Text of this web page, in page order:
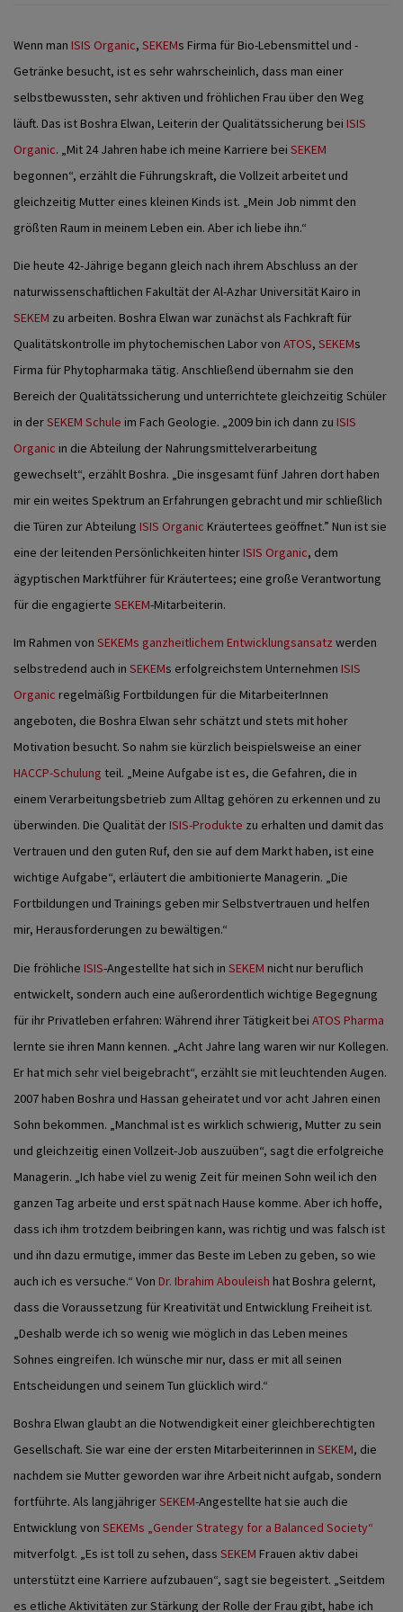
Wenn man ISIS Organic, SEKEMs Firma für Bio-Lebensmittel und -
Getränke besucht, ist es sehr wahrscheinlich, dass man einer
selbstbewussten, sehr aktiven und fröhlichen Frau über den Weg
läuft. Das ist Boshra Elwan, Leiterin der Qualitätssicherung bei ISIS
Organic. „Mit 24 Jahren habe ich meine Karriere bei SEKEM
begonnen“, erzählt die Führungskraft, die Vollzeit arbeitet und
gleichzeitig Mutter eines kleinen Kinds ist. „Mein Job nimmt den
größten Raum in meinem Leben ein. Aber ich liebe ihn.“
Die heute 42-Jährige begann gleich nach ihrem Abschluss an der
naturwissenschaftlichen Fakultät der Al-Azhar Universität Kairo in
SEKEM zu arbeiten. Boshra Elwan war zunächst als Fachkraft für
Qualitätskontrolle im phytochemischen Labor von ATOS, SEKEMs
Firma für Phytopharmaka tätig. Anschließend übernahm sie den
Bereich der Qualitätssicherung und unterrichtete gleichzeitig Schüler
in derSEKEM Schule im Fach Geologie. „2009 bin ich dann zu ISIS
Organic in die Abteilung der Nahrungsmittelverarbeitung
gewechselt“, erzählt Boshra. „Die insgesamt fünf Jahren dort haben
mir ein weites Spektrum an Erfahrungen gebracht und mir schließlich
die Türen zur Abteilung ISIS Organic Kräutertees geöffnet.” Nun ist sie
eine der leitenden Persönlichkeiten hinterISIS Organic, dem
ägyptischen Marktführer für Kräutertees; eine große Verantwortung
für die engagierte SEKEM-Mitarbeiterin.
Im Rahmen von SEKEMs ganzheitlichem Entwicklungsansatz werden
selbstredend auch in SEKEMs erfolgreichstem Unternehmen ISIS
Organic regelmäßig Fortbildungen für die MitarbeiterInnen
angeboten, die Boshra Elwan sehr schätzt und stets mit hoher
Motivation besucht. So nahm sie kürzlich beispielsweise an einer
HACCP-Schulung teil. „Meine Aufgabe ist es, die Gefahren, die in
einem Verarbeitungsbetrieb zum Alltag gehören zu erkennen und zu
überwinden. Die Qualität derISIS-Produkte zu erhalten und damit das
Vertrauen und den guten Ruf, den sie auf dem Markt haben, ist eine
wichtige Aufgabe“, erläutert die ambitionierte Managerin. „Die
Fortbildungen und Trainings geben mir Selbstvertrauen und helfen
mir, Herausforderungen zu bewältigen.“
Die fröhliche ISIS-Angestellte hat sich in SEKEM nicht nur beruflich
entwickelt, sondern auch eine außerordentlich wichtige Begegnung
für ihr Privatleben erfahren: Während ihrer Tätigkeit bei ATOS Pharma
lernte sie ihren Mann kennen. „Acht Jahre lang waren wir nur Kollegen.
Er hat mich sehr viel beigebracht“, erzählt sie mit leuchtenden Augen.
2007 haben Boshra und Hassan geheiratet und vor acht Jahren einen
Sohn bekommen. „Manchmal ist es wirklich schwierig, Mutter zu sein
und gleichzeitig einen Vollzeit-Job auszuüben“, sagt die erfolgreiche
Managerin. „Ich habe viel zu wenig Zeit für meinen Sohn weil ich den
ganzen Tag arbeite und erst spät nach Hause komme. Aber ich hoffe,
dass ich ihm trotzdem beibringen kann, was richtig und was falsch ist
und ihn dazu ermutige, immer das Beste im Leben zu geben, so wie
auch ich es versuche.“ Von Dr. Ibrahim Abouleish hat Boshra gelernt,
dass die Voraussetzung für Kreativität und Entwicklung Freiheit ist.
„Deshalb werde ich so wenig wie möglich in das Leben meines
Sohnes eingreifen. Ich wünsche mir nur, dass er mit all seinen
Entscheidungen und seinem Tun glücklich wird.“
Boshra Elwan glaubt an die Notwendigkeit einer gleichberechtigten
Gesellschaft. Sie war eine der ersten Mitarbeiterinnen in SEKEM, die
nachdem sie Mutter geworden war ihre Arbeit nicht aufgab, sondern
fortführte. Als langjährigerSEKEM-Angestellte hat sie auch die
Entwicklung von SEKEMs „Gender Strategy for a Balanced Society“
mitverfolgt. „Es ist toll zu sehen, dass SEKEM Frauen aktiv dabei
unterstützt eine Karriere aufzubauen“, sagt sie begeistert. „Seitdem
es etliche Aktivitäten zur Stärkung der Rolle der Frau gibt, habe ich